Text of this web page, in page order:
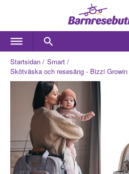
Startsidan
Smart
Skötväska och resesäng - Bizzi